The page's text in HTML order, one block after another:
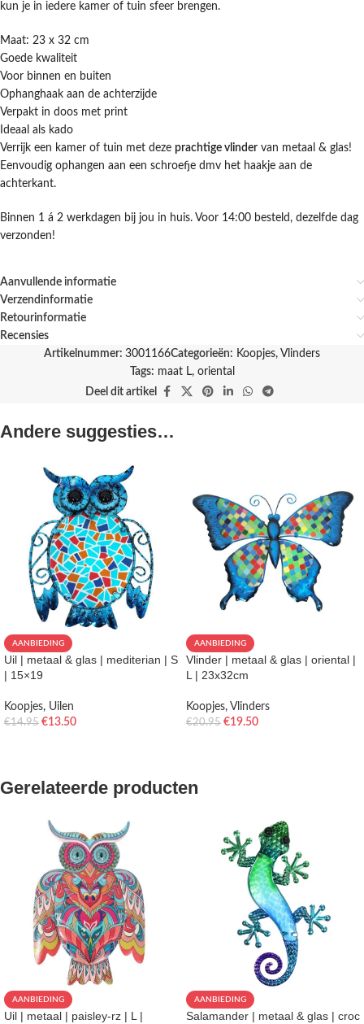
kun je in iedere kamer of tuin sfeer brengen.
Maat: 23 x 32 cm
Goede kwaliteit
Voor binnen en buiten
Ophanghaak aan de achterzijde
Verpakt in doos met print
Ideaal als kado
Verrijk een kamer of tuin met deze prachtige vlinder van metaal & glas!
Eenvoudig ophangen aan een schroefje dmv het haakje aan de
achterkant.
Binnen 1 á 2 werkdagen bij jou in huis. Voor 14:00 besteld, dezelfde dag
verzonden!
Aanvullende informatie
Verzendinformatie
Retourinformatie
Recensies
Artikelnummer: 3001166Categorieën: Koopjes, Vlinders
Tags: maat L, oriental
Deel dit artikel
Andere suggesties…
AANBIEDING
Uil | metaal & glas | mediterian | S
| 15×19
Koopjes, Uilen
€14.95 €13.50
AANBIEDING
Vlinder | metaal & glas | oriental |
L | 23x32cm
Koopjes, Vlinders
€20.95 €19.50
Gerelateerde producten
AANBIEDING
Uil | metaal | paisley-rz | L |
AANBIEDING
Salamander | metaal & glas | croc